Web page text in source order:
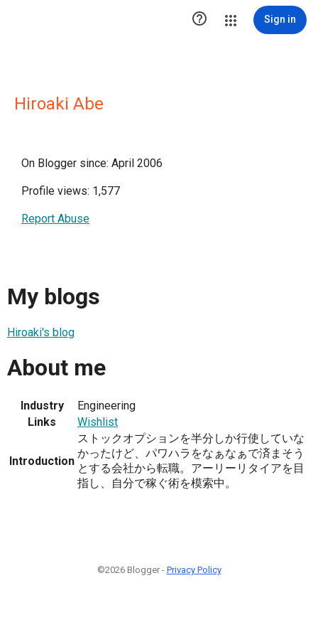
 Sign in
Hiroaki Abe
On Blogger since: April 2006
Profile views: 1,577
Report Abuse
My blogs
Hiroaki's blog
About me
Industry
Engineering
Links
Wishlist
Introduction
ストックオプションを半分しか行使していな
かったけど、パワハラをなぁなぁで済まそう
とする会社から転職。アーリーリタイアを目
指し、自分で稼ぐ術を模索中。
©2026 Blogger - Privacy Policy